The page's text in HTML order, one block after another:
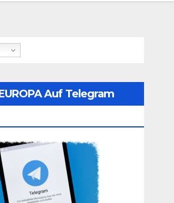
Auf Telegram